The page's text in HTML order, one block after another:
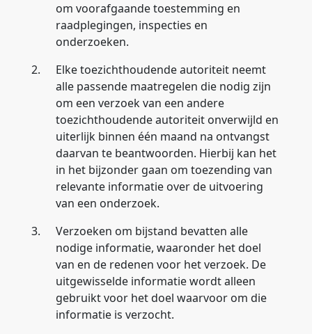
om voorafgaande toestemming en
raadplegingen, inspecties en
onderzoeken.
2.
Elke toezichthoudende autoriteit neemt
alle passende maatregelen die nodig zijn
om een verzoek van een andere
toezichthoudende autoriteit onverwijld en
uiterlijk binnen één maand na ontvangst
daarvan te beantwoorden. Hierbij kan het
in het bijzonder gaan om toezending van
relevante informatie over de uitvoering
van een onderzoek.
3.
Verzoeken om bijstand bevatten alle
nodige informatie, waaronder het doel
van en de redenen voor het verzoek. De
uitgewisselde informatie wordt alleen
gebruikt voor het doel waarvoor om die
informatie is verzocht.